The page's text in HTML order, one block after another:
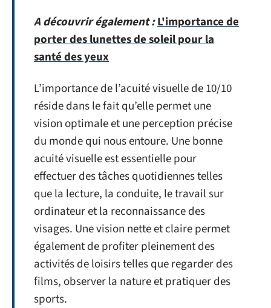
A découvrir également :L'importance de
porter des lunettes de soleil pour la
santé des yeux
L’importance de l’acuité visuelle de 10/10
réside dans le fait qu’elle permet une
vision optimale et une perception précise
du monde qui nous entoure. Une bonne
acuité visuelle est essentielle pour
effectuer des tâches quotidiennes telles
que la lecture, la conduite, le travail sur
ordinateur et la reconnaissance des
visages. Une vision nette et claire permet
également de profiter pleinement des
activités de loisirs telles que regarder des
films, observer la nature et pratiquer des
sports.